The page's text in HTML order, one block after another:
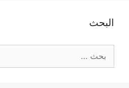
البحث